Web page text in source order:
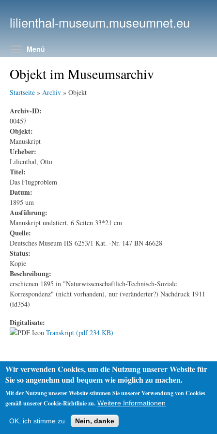
lilienthal-museum.museumnet.eu
Menü
Objekt im Museumsarchiv
Startseite » Archiv » Objekt
Archiv-ID:
00457
Objekt:
Manuskript
Urheber:
Lilienthal, Otto
Titel:
Das Flugproblem
Datum:
1895 um
Ausführung:
Manuskript undatiert, 6 Seiten 33*21 cm
Quelle:
Deutsches Museum HS 6253/1 Kat. -Nr. 147 BN 46628
Status:
Kopie
Beschreibung:
erschienen 1895 in "Naturwissenschaftlich-Technisch-Soziale
Korrespondenz" (nicht vorhanden), nur (veränderter?) Nachdruck 1911
(id354)
Digitalisate:
Transkript (pdf 234 KB)
Impressum
Wir verwenden Cookies, um die Nutzung unserer Website für
Sie so angenehm und bequem wie möglich zu machen.
Mit der Nutzung unserer Website stimmen Sie unserer Verwendung von Cookies
gemäß unserer Cookie-Richtlinie zu. Weitere Informationen
OK, ich stimme zu Nein, danke